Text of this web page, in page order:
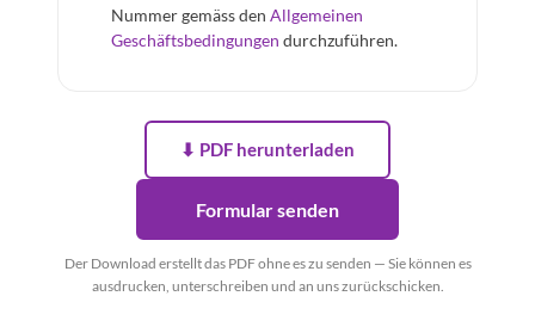
Nummer gemäss den Allgemeinen
Geschäftsbedingungen durchzuführen.
⬇ PDF herunterladen
Formular senden
Der Download erstellt das PDF ohne es zu senden — Sie können es
ausdrucken, unterschreiben und an uns zurückschicken.